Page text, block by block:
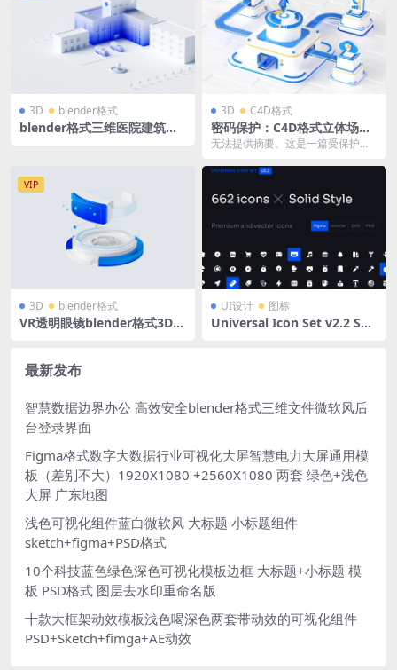
3D blender格式
blender格式三维医院建筑模
3D C4D格式
密码保护：C4D格式立体场景
微软风磨玻璃大数据云安全 O
无法提供摘要。这是一篇受保护的
VIP
3D blender格式
VR透明眼镜blender格式3D立
UI设计 图标
Universal Icon Set v2.2 Soli
最新发布
智慧数据边界办公 高效安全blender格式三维文件微软风后
台登录界面
Figma格式数字大数据行业可视化大屏智慧电力大屏通用模
板（差别不大）1920X1080 +2560X1080 两套 绿色+浅色
大屏 广东地图
浅色可视化组件蓝白微软风 大标题 小标题组件
sketch+figma+PSD格式
10个科技蓝色绿色深色可视化模板边框 大标题+小标题 模
板 PSD格式 图层去水印重命名版
十款大框架动效模板浅色喝深色两套带动效的可视化组件
PSD+Sketch+fimga+AE动效